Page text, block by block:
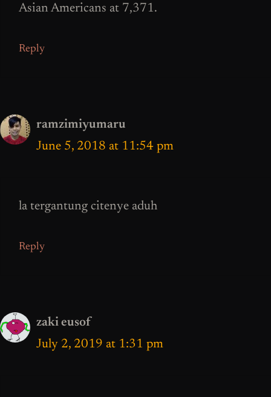
Asian Americans at 7,371.
Reply
ramzimiyumaru
June 5, 2018 at 11:54 pm
la tergantung citenye aduh
Reply
zaki eusof
July 2, 2019 at 1:31 pm